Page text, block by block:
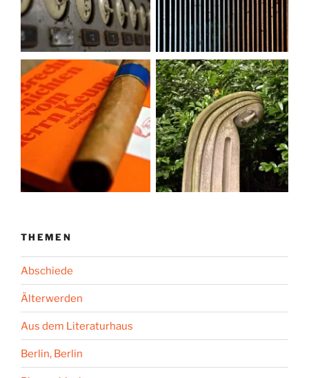
THEMEN
Abschiede
Älterwerden
Aus dem Literaturhaus
Berlin, Berlin